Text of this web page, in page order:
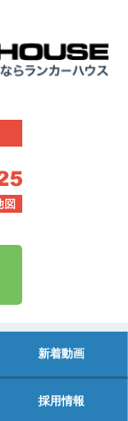
新着動画
採用情報